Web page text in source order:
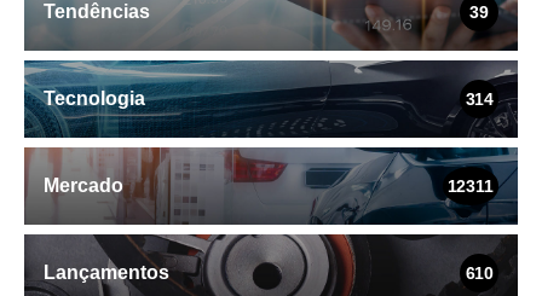
Tendências 39
Tecnologia 314
Mercado 12311
Lançamentos 610